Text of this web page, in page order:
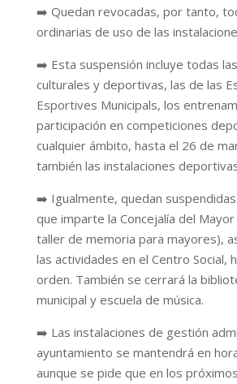
➡️ Quedan revocadas, por tanto,
ordinarias de uso de las
➡️ Esta suspensión incluye todas
culturales y deportivas, las de las
Esportives Municipals, los
participación en competiciones
cualquier ámbito, hasta el 26 de
también las instalaciones
➡️ Igualmente, quedan
que imparte la Concejalía del
taller de memoria para mayores),
las actividades en el Centro Social,
orden. También se cerrará la
municipal y escuela de música.
➡️ Las instalaciones de gestión
ayuntamiento se mantendrá en
aunque se pide que en los